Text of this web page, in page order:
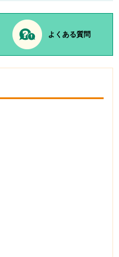
よくある質問